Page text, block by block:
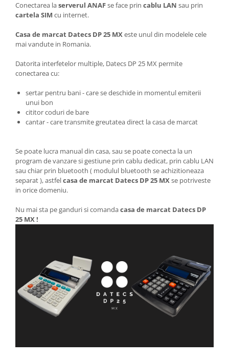
Conectarea laserverul ANAFse face prin cablu LAN sau prin
cartela SIM cu internet.
Casa de marcat Datecs DP 25 MXeste unul din modelele cele
mai vandute in Romania.
Datorita interfetelor multiple, Datecs DP 25 MX permite
conectarea cu:
sertar pentru bani - care se deschide in momentul emiterii
unui bon
cititor coduri de bare
cantar - care transmite greutatea direct la casa de marcat
Se poate lucra manual din casa, sau se poate conecta la un
program de vanzare si gestiune prin cablu dedicat, prin cablu LAN
sau chiar prin bluetooth ( modulul bluetooth se achizitioneaza
separat ), astfelcasa de marcat Datecs DP 25 MXse potriveste
in orice domeniu.
Nu mai sta pe ganduri si comandacasa de marcat Datecs DP
25 MX !